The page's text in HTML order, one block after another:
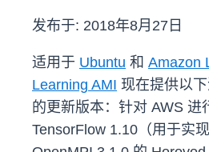
发布于: 2018年8月27日
适用于 Ubuntu 和 Amazon
Learning AMI 现在提供以
的更新版本：针对 AWS 进
TensorFlow 1.10（用于实